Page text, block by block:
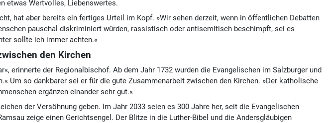
etwas Wertvolles, Liebenswertes.
hat aber bereits ein fertiges Urteil im Kopf. »Wir sehen derzeit, wenn in öffentlichen Debatten
pauschal diskriminiert würden, rassistisch oder antisemitisch beschimpft, sei es
sollte ich immer achten.«
den Kirchen
erinnerte der Regionalbischof. Ab dem Jahr 1732 wurden die Evangelischen im Salzburger und
Um so dankbarer sei er für die gute Zusammenarbeit zwischen den Kirchen. »Der katholische
ergänzen einander sehr gut.«
der Versöhnung geben. Im Jahr 2033 seien es 300 Jahre her, seit die Evangelischen
zeige einen Gerichtsengel. Der Blitze in die Luther-Bibel und die Andersgläubigen